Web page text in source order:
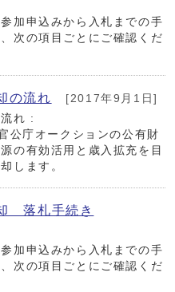
加申込みから入札までの手
次の項目ごとにご確認くだ
の流れ
[2017年9月1日]
れ :
公庁オークションの公有財
の有効活用と歳入拡充を目
します。
落札手続き
加申込みから入札までの手
次の項目ごとにご確認くだ